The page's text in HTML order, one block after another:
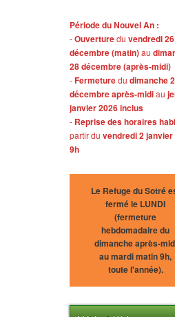
Période du Nouvel An :
-Ouverturedu vendredi 26
décembre (matin)au
28 décembre (après-midi)
-Fermeturedu dimanche
décembre après-midiau
janvier 2026 inclus
- Reprise des horaires
partir du vendredi 2 janvier
9h
Le Refuge du Sotré
fermé le LUNDI
(fermeture
hebdomadaire du
dimanche après-
au mardi matin 9h,
toute l'année).